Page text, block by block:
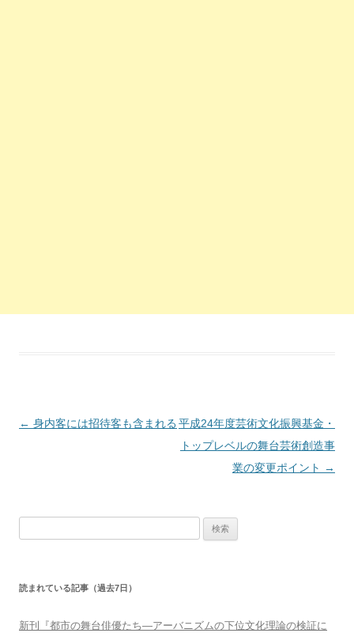
投稿ナビゲーション
← 身内客には招待客も含まれる 平成24年度芸術文化振興基金・
トップレベルの舞台芸術創造事
業の変更ポイント →
読まれている記事（過去7日）
新刊『都市の舞台俳優たち―アーバニズムの下位文化理論の検証に